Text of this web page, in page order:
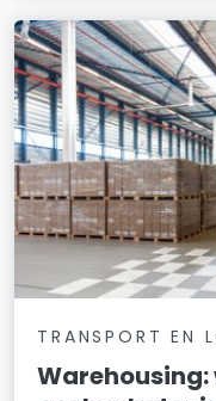
TRANSPORT EN